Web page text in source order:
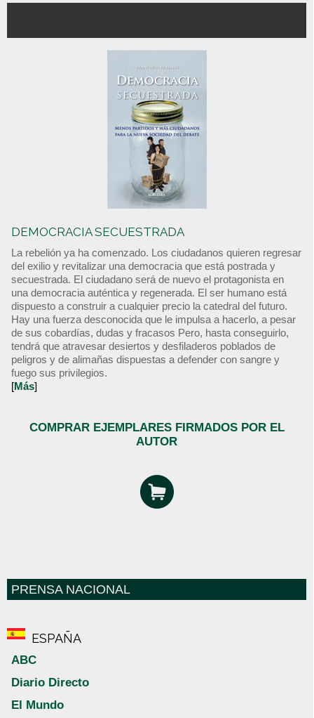
DEMOCRACIA SECUESTRADA
La rebelión ya ha comenzado. Los ciudadanos quieren regresar
del exilio y revitalizar una democracia que está postrada y
secuestrada. El ciudadano será de nuevo el protagonista en
una democracia auténtica y regenerada. El ser humano está
dispuesto a construir a cualquier precio la catedral del futuro.
Hay una fuerza desconocida que le impulsa a hacerlo, a pesar
de sus cobardías, dudas y fracasos Pero, hasta conseguirlo,
tendrá que atravesar desiertos y desfiladeros poblados de
peligros y de alimañas dispuestas a defender con sangre y
fuego sus privilegios.
[Más]
COMPRAR EJEMPLARES FIRMADOS POR EL
AUTOR
PRENSA NACIONAL
ESPAÑA
ABC
Diario Directo
El Mundo